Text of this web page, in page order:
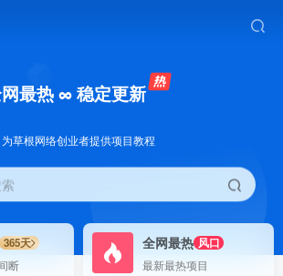
最热 ∞ 稳定更新
为草根网络创业者提供项目教程
365天
断
全网最热 风口
最新最热项目